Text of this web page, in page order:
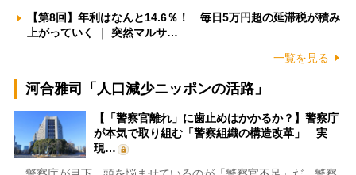
【第8回】年利はなんと14.6％！ 毎日5万円超の延滞税が積み
上がっていく ｜ 突然マルサ…
一覧を見る
河合雅司「人口減少ニッポンの活路」
【「警察官離れ」に歯止めはかかるか？】警察庁
が本気で取り組む「警察組織の構造改革」 実
現…